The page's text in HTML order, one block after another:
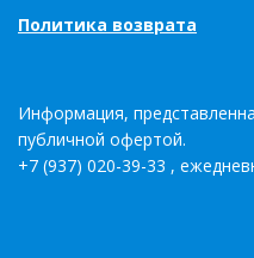
Политика возврата
Информация,
публичной офертой.
+7 (937) 020-39-33 ,